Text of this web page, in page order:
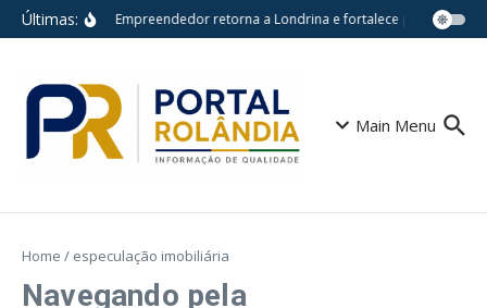
Ir para o conteúdo
Últimas:Feira do Empreendedor retorna a Londrina e fortalece pequenos
Main Menu
Home / especulação imobiliária
Navegando pela